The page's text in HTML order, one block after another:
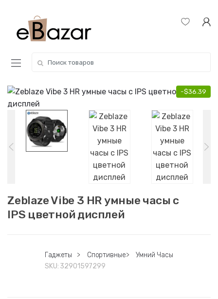
navigation
content
for:
-$36.39
Zeblaze Vibe 3 HR умные часы c
IPS цветной дисплей
Гаджеты > Спортивные>
Умний Часы
SKU: 32901597299